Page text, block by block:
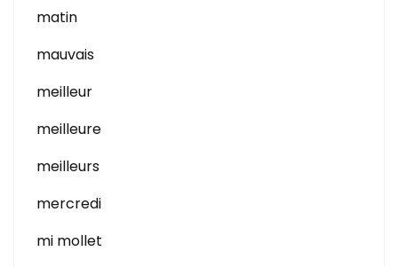
matin
mauvais
meilleur
meilleure
meilleurs
mercredi
mi mollet